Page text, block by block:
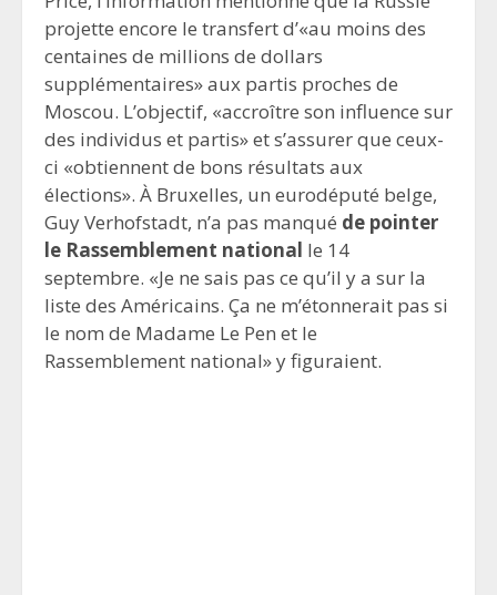
projette encore le transfert d’«au moins des
centaines de millions de dollars
supplémentaires» aux partis proches de
Moscou. L’objectif, «accroître son influence sur
des individus et partis» et s’assurer que ceux-
ci «obtiennent de bons résultats aux
élections». À Bruxelles, un eurodéputé belge,
Guy Verhofstadt, n’a pas manqué de pointer
le Rassemblement national le 14
septembre. «Je ne sais pas ce qu’il y a sur la
liste des Américains. Ça ne m’étonnerait pas si
le nom de Madame Le Pen et le
Rassemblement national» y figuraient.